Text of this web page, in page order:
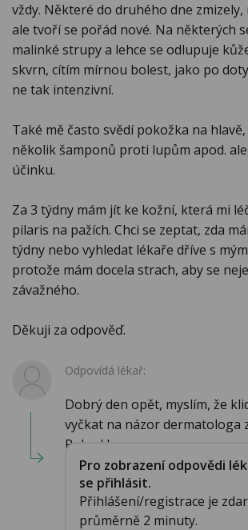
vždy. Některé do druhého dne
ale tvoří se pořád nové. Na některých
malinké strupy a lehce se odlupuje
skvrn, cítím mírnou bolest, jako po
ne tak intenzivní.
Také mě často svědí pokožka na
několik šamponů proti lupům apod.
účinku.
Za 3 týdny mám jít ke kožní, která mi
pilaris na pažích. Chci se zeptat, zda
týdny nebo vyhledat lékaře dříve s
protože mám docela strach, aby se
závažného.
Děkuji za odpověď.
Odpovídá lékař:
Dobrý den opět, myslím, že
vyčkat na názor dermatologa
Pokud by ...
Pro zobrazení odpovědi
se přihlásit.
Přihlášení/registrace je
průměrně 2 minuty.